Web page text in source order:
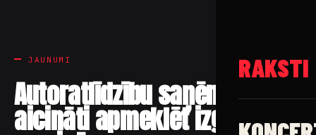
RAKSTI
JAUNUMI
Autoratlīdzību saņēmēji
aicināti apmeklēt izglītojošu